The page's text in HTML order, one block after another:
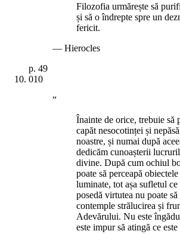
Filozofia urmărește să
și să o îndrepte spre un
fericit.
— Hierocles
p. 49
010
“
Înainte de orice, trebuie să
capăt nesocotinței și
noastre, și numai după
dedicăm cunoașterii
divine. După cum ochiul
poate să perceapă obiectele
luminate, tot așa sufletul ce
posedă virtutea nu poate să
contemple strălucirea și
Adevărului. Nu este
este impur să atingă ce este